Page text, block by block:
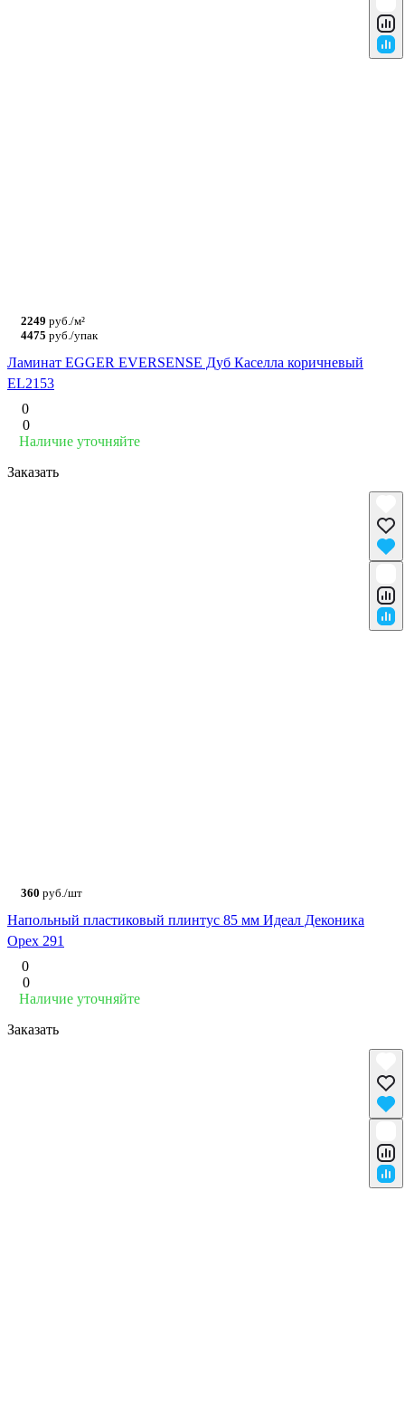
2249 руб./м²
4475 руб./упак
Ламинат EGGER EVERSENSE Дуб Каселла коричневый
EL2153
0
0
Наличие уточняйте
Заказать
360 руб./шт
Напольный пластиковый плинтус 85 мм Идеал Деконика
Орех 291
0
0
Наличие уточняйте
Заказать